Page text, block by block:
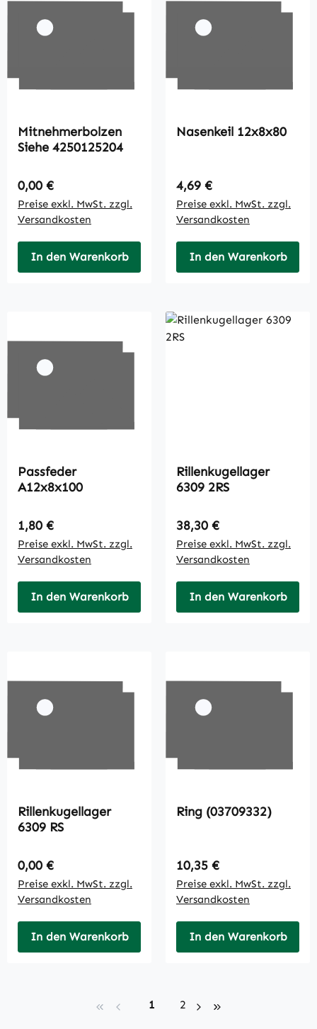
Mitnehmerbolzen
Siehe 4250125204
Regulärer Preis:
0,00 €
Preise exkl. MwSt. zzgl.
Versandkosten
In den Warenkorb
Nasenkeil 12x8x80
Regulärer Preis:
4,69 €
Preise exkl. MwSt. zzgl.
Versandkosten
In den Warenkorb
Passfeder
A12x8x100
Regulärer Preis:
1,80 €
Preise exkl. MwSt. zzgl.
Versandkosten
In den Warenkorb
Rillenkugellager
6309 2RS
Regulärer Preis:
38,30 €
Preise exkl. MwSt. zzgl.
Versandkosten
In den Warenkorb
Rillenkugellager
6309 RS
Regulärer Preis:
0,00 €
Preise exkl. MwSt. zzgl.
Versandkosten
In den Warenkorb
Ring (03709332)
Regulärer Preis:
10,35 €
Preise exkl. MwSt. zzgl.
Versandkosten
In den Warenkorb
Seite
1 Seite
2